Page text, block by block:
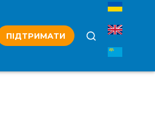
ПІДТРИМАТИ